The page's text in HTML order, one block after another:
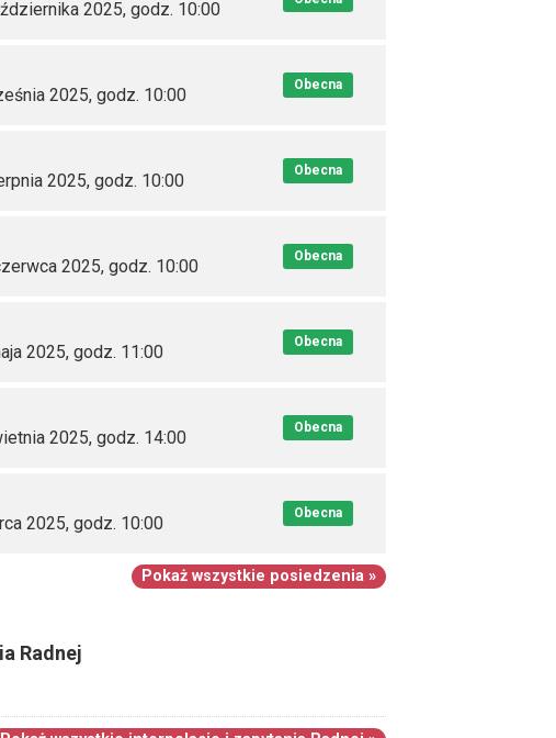
2025, godz. 10:00
2025, godz. 10:00 Obecna
2025, godz. 10:00 Obecna
2025, godz. 10:00 Obecna
2025, godz. 11:00 Obecna
2025, godz. 14:00 Obecna
2025, godz. 10:00 Obecna
Pokaż wszystkie posiedzenia »
Radnej